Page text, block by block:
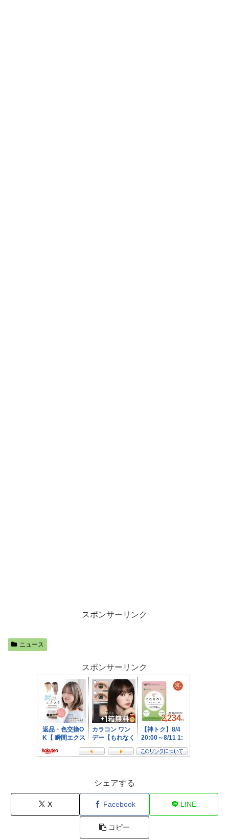
スポンサーリンク
ニュース
スポンサーリンク
シェアする
X Facebook LINE
コピー